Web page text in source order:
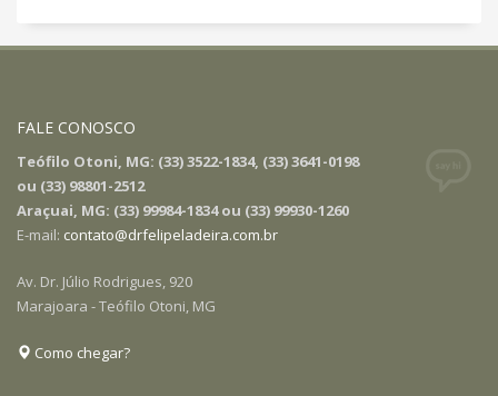
FALE CONOSCO
Teófilo Otoni, MG: (33) 3522-1834, (33) 3641-0198
ou (33) 98801-2512
Araçuai, MG: (33) 99984-1834 ou (33) 99930-1260
E-mail: contato@drfelipeladeira.com.br
Av. Dr. Júlio Rodrigues, 920
Marajoara - Teófilo Otoni, MG
Como chegar?